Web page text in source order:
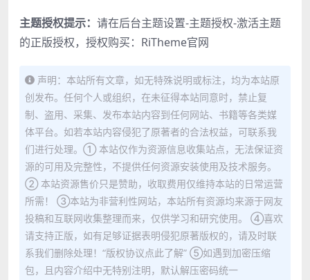
主题授权提示： 请在后台主题设置-主题授权-激活主题
的正版授权，授权购买： RiTheme官网
声明：本站所有文章，如无特殊说明或标注，均为本站原
创发布。任何个人或组织，在未征得本站同意时，禁止复
制、盗用、采集、发布本站内容到任何网站、书籍等各类媒
体平台。如若本站内容侵犯了原著者的合法权益，可联系我
们进行处理。① 本站仅作为资源信息收集站点，无法保证资
源的可用及完整性，不提供任何资源安装使用及技术服务。
② 本站资源售价只是赞助，收取费用仅维持本站的日常运营
所需！ ③本站为非营利性网站，本站所有资源均来源于网友
投稿和互联网收集整理而来，仅供学习和研究使用。 ④喜欢
请支持正版，如有足够证据表明侵犯原著版权的，请及时联
系我们删除处理！“版权协议点此了解” ⑤如遇到加密压缩
包，且内容介绍中无特别注明，默认解压密码统一